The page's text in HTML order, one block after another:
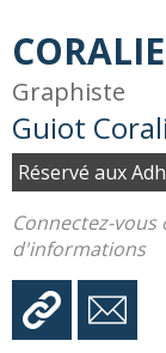
Graphiste
Guiot
Réservé aux
Connectez-
d'informations